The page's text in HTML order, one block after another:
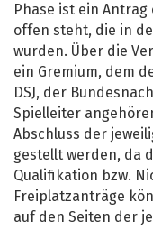
Phase ist ein
offen steht, die in
wurden. Über die
ein Gremium, dem
DSJ, der
Spielleiter
Abschluss der
gestellt werden, da
Qualifikation bzw.
Freiplatzanträge
auf den Seiten der